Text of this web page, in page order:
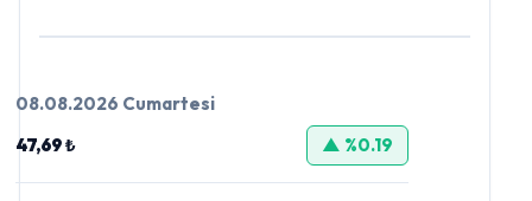
08.08.2026 Cumartesi
47,69 ₺
▲ %0.19